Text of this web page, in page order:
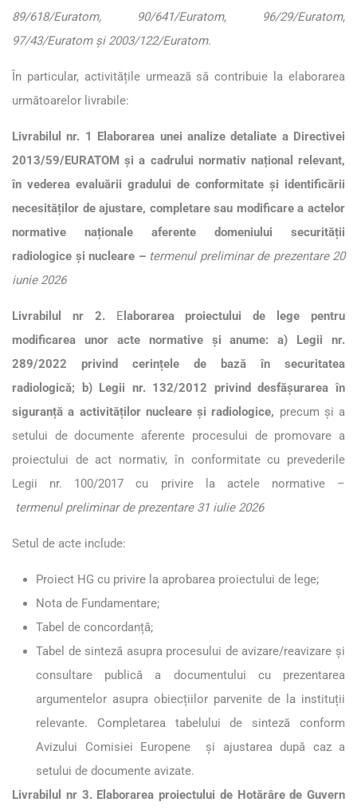
89/618/Euratom, 90/641/Euratom, 96/29/Euratom,
97/43/Euratom și 2003/122/Euratom.
În particular, activitățile urmează să contribuie la elaborarea
următoarelor livrabile:
Livrabilul nr. 1 Elaborarea unei analize detaliate a Directivei
2013/59/EURATOM și a cadrului normativ național relevant,
în vederea evaluării gradului de conformitate și identificării
necesităților de ajustare, completare sau modificare a actelor
normative naționale aferente domeniului securității
radiologice și nucleare –termenul preliminar de prezentare 20
iunie 2026
Livrabilul nr 2. E laborarea proiectului de lege pentru
modificarea unor acte normative și anume: a) Legii nr.
289/2022 privind cerințele de bază în securitatea
radiologică; b) Legii nr. 132/2012 privind desfășurarea în
siguranță a activităților nucleare și radiologice, precum și a
setului de documente aferente procesului de promovare a
proiectului de act normativ, în conformitate cu prevederile
Legii nr. 100/2017 cu privire la actele normative –
termenul preliminar de prezentare 31 iulie 2026
Setul de acte include:
Proiect HG cu privire la aprobarea proiectului de lege;
Nota de Fundamentare;
Tabel de concordanță;
Tabel de sinteză asupra procesului de avizare/reavizare și
consultare publică a documentului cu prezentarea
argumentelor asupra obiecțiilor parvenite de la instituții
relevante. Completarea tabelului de sinteză conform
Avizului Comisiei Europene și ajustarea după caz a
setului de documente avizate.
Livrabilul nr 3. Elaborarea proiectului de Hotărâre de Guvern